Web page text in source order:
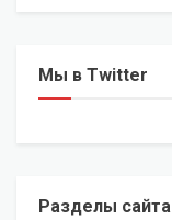
Мы в Twitter
Разделы сайта